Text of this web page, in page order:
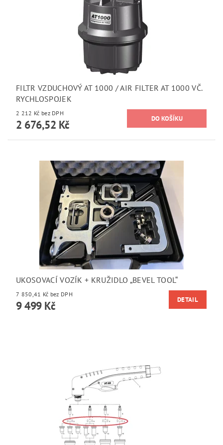
FILTR VZDUCHOVÝ AT 1000 / AIR FILTER AT 1000 VČ.
RYCHLOSPOJEK
2 212 Kč bez DPH
2 676,52 Kč
UKOSOVACÍ VOZÍK + KRUŽIDLO „BEVEL TOOL“
7 850,41 Kč bez DPH
9 499 Kč DETAIL